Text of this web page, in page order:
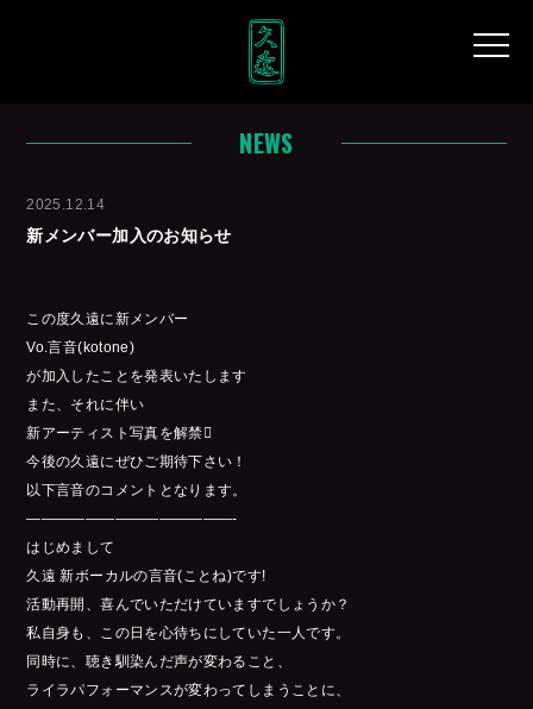
NEWS
2025.12.14
新メンバー加入のお知らせ
この度久遠に新メンバー
Vo.言音(kotone)
が加入したことを発表いたします
また、それに伴い
新アーティスト写真を解禁
今後の久遠にぜひご期待下さい！
以下言音のコメントとなります。
——————————————-
はじめまして
久遠 新ボーカルの言音(ことね)です!
活動再開、喜んでいただけていますでしょうか？
私自身も、この日を心待ちにしていた一人です。
同時に、聴き馴染んだ声が変わること、
ライラパフォーマンスが変わってしまうことに、